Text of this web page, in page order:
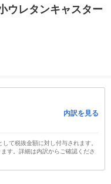
ウレタンキャスター
内訳を見る
て税抜金額に対し付与されます。
す。詳細は内訳からご確認くださ